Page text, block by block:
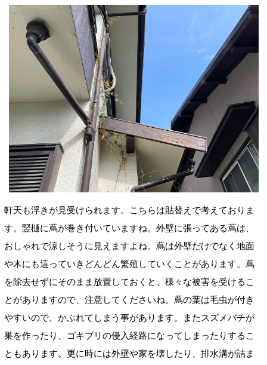
軒天も浮きが見受けられます。こちらは貼替えで考えておりま
す。竪樋に蔦が巻き付いていますね。 外壁に張ってある蔦は、
おしゃれで涼しそうに見えますよね。蔦は外壁だけでなく地面
や木にも這っていきどんどん繁殖していくことがあります。蔦
を除去せずにそのまま放置しておくと、様々な被害を受けるこ
とがありますので、注意してくださいね。蔦の葉は毛虫が付き
やすいので、かぶれてしまう事があります。またスズメバチが
巣を作ったり、ゴキブリの侵入経路になってしまったりするこ
ともあります。更に時には外壁や家を壊したり、排水溝が詰ま